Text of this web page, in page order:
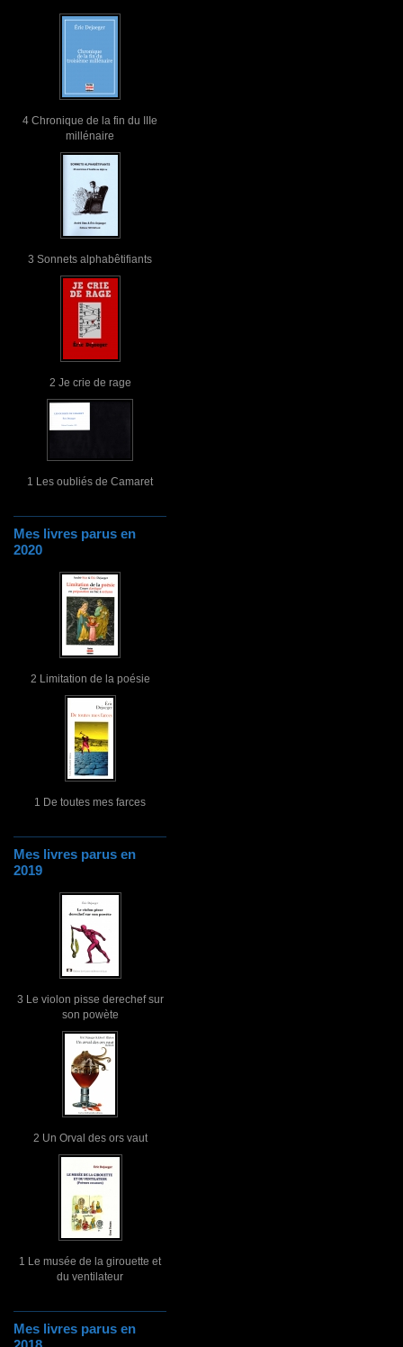
4 Chronique de la fin du IIIe
millénaire
3 Sonnets alphabêtifiants
2 Je crie de rage
1 Les oubliés de Camaret
Mes livres parus en
2020
2 Limitation de la poésie
1 De toutes mes farces
Mes livres parus en
2019
3 Le violon pisse derechef sur
son powète
2 Un Orval des ors vaut
1 Le musée de la girouette et
du ventilateur
Mes livres parus en